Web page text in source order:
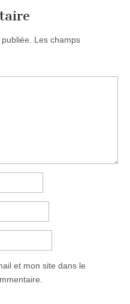
Les champs
et mon site dans le